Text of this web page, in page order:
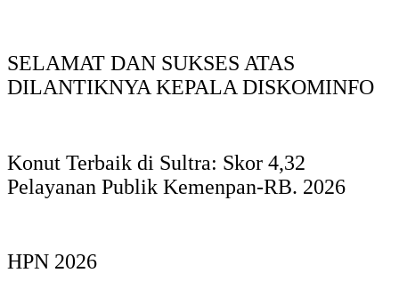
SELAMAT DAN SUKSES ATAS
DILANTIKNYA KEPALA DISKOMINFO
Konut Terbaik di Sultra: Skor 4,32
Pelayanan Publik Kemenpan-RB. 2026
HPN 2026